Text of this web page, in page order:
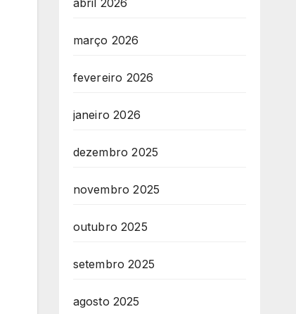
março 2026
fevereiro 2026
janeiro 2026
dezembro 2025
novembro 2025
outubro 2025
setembro 2025
agosto 2025